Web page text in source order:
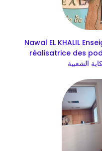
Nawal EL KHALIL
réalisatrice des